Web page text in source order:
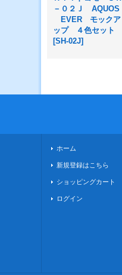
－０２Ｊ AQUOS
EVER モックア
ップ ４色セット
[SH-02J]
ホーム
新規登録はこちら
ショッピングカート
ログイン